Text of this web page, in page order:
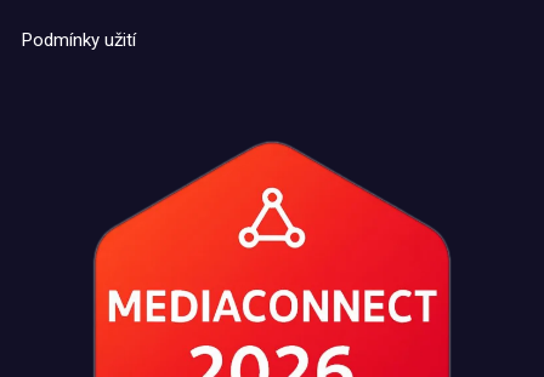
Podmínky užití